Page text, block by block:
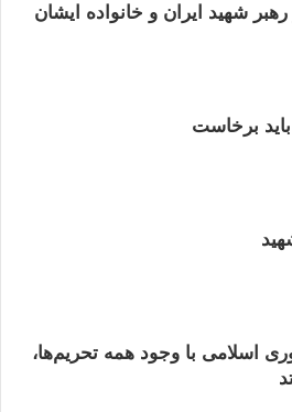
رهبر شهید ایران و خانواده ایشان
برخاست
اسلامی با وجود همه تحریم‌ها،